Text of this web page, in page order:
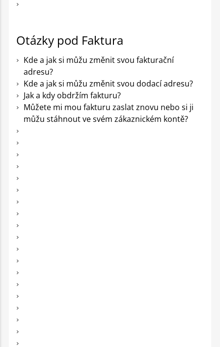
Otázky pod Faktura
Kde a jak si můžu změnit svou fakturační
adresu?
Kde a jak si můžu změnit svou dodací adresu?
Jak a kdy obdržím fakturu?
Můžete mi mou fakturu zaslat znovu nebo si ji
můžu stáhnout ve svém zákaznickém kontě?